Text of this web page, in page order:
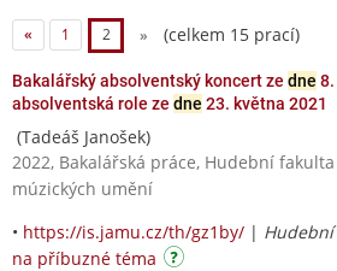
« 1 2 » (celkem 15 prací)
Bakalářský absolventský koncert ze dne
absolventská role ze dne 23. května 2021
(Tadeáš Janošek)
2022, Bakalářská práce, Hudební
múzických umění
• https://is.jamu.cz/th/gz1by/ |
na příbuzné téma